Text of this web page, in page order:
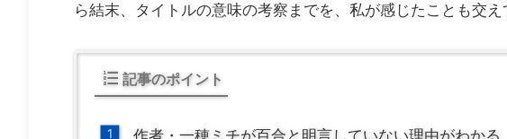
ら結末、タイトルの意味の考察までを、私が感じたことも交え
記事のポイント
作者・一穂ミチが百合と明言していない理由がわかる